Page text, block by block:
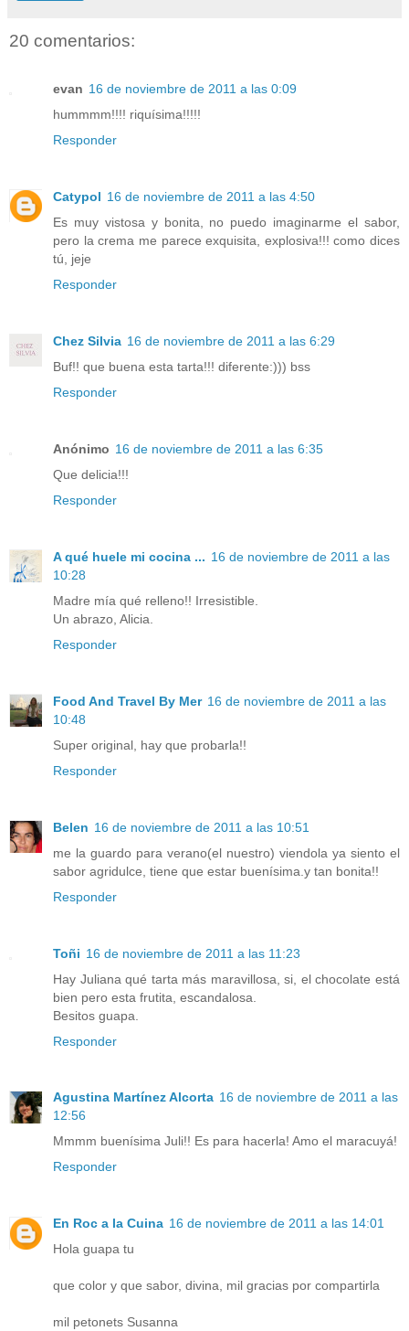
20 comentarios:
evan 16 de noviembre de 2011 a las 0:09
hummmm!!!! riquísima!!!!!
Responder
Catypol 16 de noviembre de 2011 a las 4:50
Es muy vistosa y bonita, no puedo imaginarme el sabor,
pero la crema me parece exquisita, explosiva!!! como dices
tú, jeje
Responder
Chez Silvia 16 de noviembre de 2011 a las 6:29
Buf!! que buena esta tarta!!! diferente:))) bss
Responder
Anónimo 16 de noviembre de 2011 a las 6:35
Que delicia!!!
Responder
A qué huele mi cocina ... 16 de noviembre de 2011 a las
10:28
Madre mía qué relleno!! Irresistible.
Un abrazo, Alicia.
Responder
Food And Travel By Mer 16 de noviembre de 2011 a las
10:48
Super original, hay que probarla!!
Responder
Belen 16 de noviembre de 2011 a las 10:51
me la guardo para verano(el nuestro) viendola ya siento el
sabor agridulce, tiene que estar buenísima.y tan bonita!!
Responder
Toñi 16 de noviembre de 2011 a las 11:23
Hay Juliana qué tarta más maravillosa, si, el chocolate está
bien pero esta frutita, escandalosa.
Besitos guapa.
Responder
Agustina Martínez Alcorta 16 de noviembre de 2011 a las
12:56
Mmmm buenísima Juli!! Es para hacerla! Amo el maracuyá!
Responder
En Roc a la Cuina 16 de noviembre de 2011 a las 14:01
Hola guapa tu
que color y que sabor, divina, mil gracias por compartirla
mil petonets Susanna